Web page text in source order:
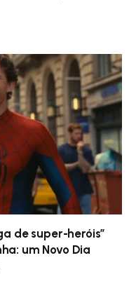
de super-heróis”
um Novo Dia